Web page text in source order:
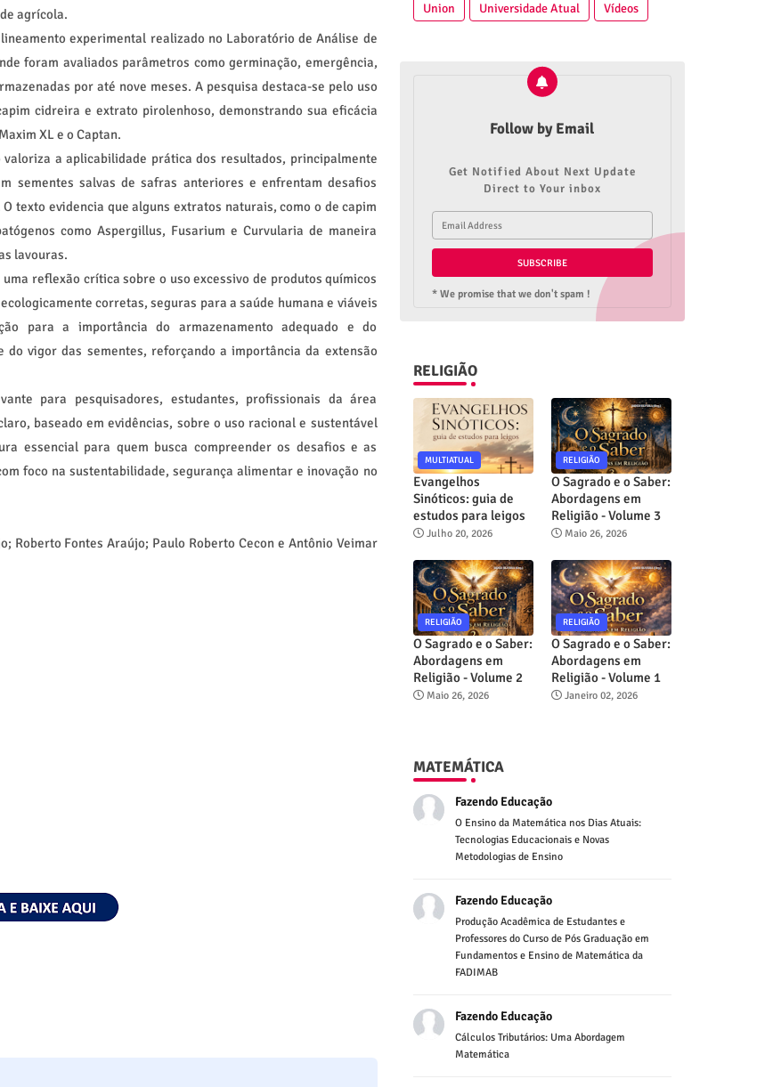
agrícola.
experimental realizado no Laboratório de Análise de
foram avaliados parâmetros como germinação, emergência,
por até nove meses. A pesquisa destaca-se pelo uso
cidreira e extrato pirolenhoso, demonstrando sua eficácia
XL e o Captan.
a aplicabilidade prática dos resultados, principalmente
sementes salvas de safras anteriores e enfrentam desafios
texto evidencia que alguns extratos naturais, como o de capim
como Aspergillus, Fusarium e Curvularia de maneira
lavouras.
reflexão crítica sobre o uso excessivo de produtos químicos
corretas, seguras para a saúde humana e viáveis
para a importância do armazenamento adequado e do
vigor das sementes, reforçando a importância da extensão
para pesquisadores, estudantes, profissionais da área
baseado em evidências, sobre o uso racional e sustentável
essencial para quem busca compreender os desafios e as
foco na sustentabilidade, segurança alimentar e inovação no
Roberto Fontes Araújo; Paulo Roberto Cecon e Antônio Veimar
Union
Universidade Atual Vídeos
Follow by Email
Get Notified About Next Update
Direct to Your inbox
* We promise that we don't spam !
RELIGIÃO
MULTIATUAL
Evangelhos
Sinóticos: guia de
estudos para leigos
Julho 20, 2026
RELIGIÃO
O Sagrado e o Saber:
Abordagens em
Religião - Volume 3
Maio 26, 2026
RELIGIÃO
O Sagrado e o Saber:
Abordagens em
Religião - Volume 2
Maio 26, 2026
RELIGIÃO
O Sagrado e o Saber:
Abordagens em
Religião - Volume 1
Janeiro 02, 2026
MATEMÁTICA
Fazendo Educação
O Ensino da Matemática nos Dias Atuais:
Tecnologias Educacionais e Novas
Metodologias de Ensino
Fazendo Educação
Produção Acadêmica de Estudantes e
Professores do Curso de Pós Graduação em
Fundamentos e Ensino de Matemática da
FADIMAB
Fazendo Educação
Cálculos Tributários: Uma Abordagem
Matemática